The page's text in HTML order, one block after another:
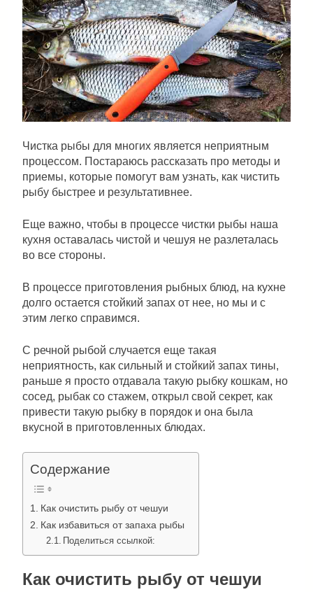
Чистка рыбы для многих является неприятным
процессом. Постараюсь рассказать про методы и
приемы, которые помогут вам узнать, как чистить
рыбу быстрее и результативнее.
Еще важно, чтобы в процессе чистки рыбы наша
кухня оставалась чистой и чешуя не разлеталась
во все стороны.
В процессе приготовления рыбных блюд, на кухне
долго остается стойкий запах от нее, но мы и с
этим легко справимся.
С речной рыбой случается еще такая
неприятность, как сильный и стойкий запах тины,
раньше я просто отдавала такую рыбку кошкам, но
сосед, рыбак со стажем, открыл свой секрет, как
привести такую рыбку в порядок и она была
вкусной в приготовленных блюдах.
Содержание
Как очистить рыбу от чешуи
Как избавиться от запаха рыбы
Поделиться ссылкой:
Как очистить рыбу от чешуи